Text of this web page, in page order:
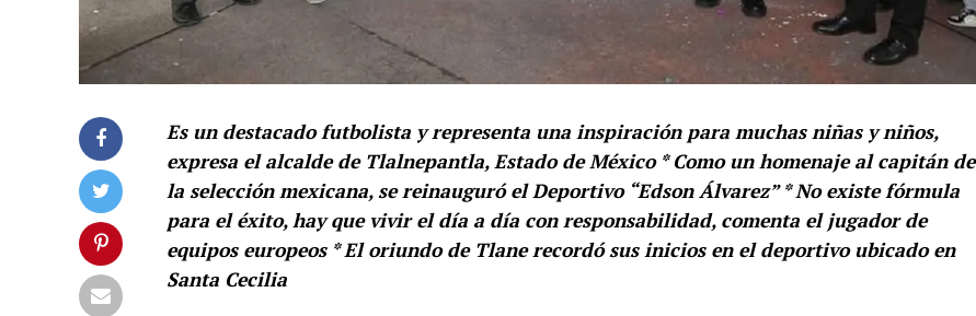
Es un destacado futbolista y representa una inspiración para muchas niñas y niños,
expresa el alcalde de Tlalnepantla, Estado de México * Como un homenaje al capitán de
la selección mexicana, se reinauguró el Deportivo “Edson Álvarez” * No existe fórmula
para el éxito, hay que vivir el día a día con responsabilidad, comenta el jugador de
equipos europeos * El oriundo de Tlane recordó sus inicios en el deportivo ubicado en
Santa Cecilia